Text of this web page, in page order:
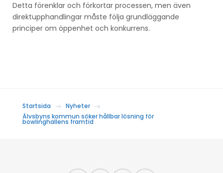
Detta förenklar och förkortar processen, men även
direktupphandlingar måste följa grundläggande
principer om öppenhet och konkurrens.
Startsida
Nyheter
Älvsbyns kommun söker hållbar lösning för
bowlinghallens framtid